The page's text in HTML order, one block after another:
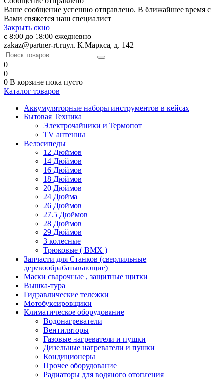
Ваше сообщение успешно отправлено. В ближайшее время с
Вами свяжется наш специалист
Закрыть окно
с 8:00 до 18:00 ежедневно
zakaz@partner-rt.ruул. К.Маркса, д. 142
0
0
0 В корзине пока пусто
Каталог товаров
Аккумуляторные наборы инструментов в кейсах
Бытовая Техника
Электрочайники и Термопот
TV антенны
Велосипеды
12 Дюймов
14 Дюймов
16 Дюймов
18 Дюймов
20 Дюймов
24 Дюйма
26 Дюймов
27.5 Дюймов
28 Дюймов
29 Дюймов
3 колесные
Трюковые ( BMX )
Запчасти для Станков (сверлильные,
деревообрабатывающие)
Маски сварочные , защитные щитки
Вышка-тура
Гидравлические тележки
Мотобуксировщики
Климатическое оборудование
Водонагреватели
Вентиляторы
Газовые нагреватели и пушки
Дизельные нагреватели и пушки
Кондиционеры
Прочее оборудование
Радиаторы для водяного отопления